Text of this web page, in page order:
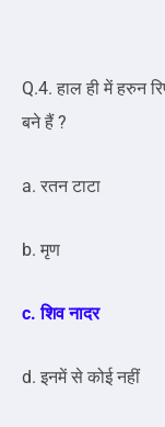
Q.4. हाल ही में हरुन
बने हैं ?
a. रतन टाटा
b. मृण
c. शिव नादर
d. इनमें से कोई नहीं